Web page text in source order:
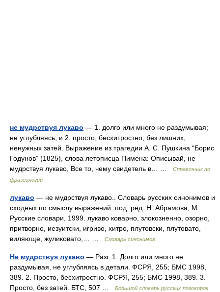
не мудрствуя лукаво — 1. долго или много не раздумывая;
не углубляясь; и 2. просто, бесхитростно; без лишних,
ненужных затей. Выражение из трагедии А. С. Пушкина “Борис
Годунов” (1825), слова летописца Пимена: Описывай, не
мудрствуя лукаво, Все то, чему свидетель в… …
Справочник по
фразеологии
лукаво — не мудрствуя лукаво.. Словарь русских синонимов и
сходных по смыслу выражений. под. ред. Н. Абрамова, М.:
Русские словари, 1999. лукаво коварно, злокозненно, озорно,
притворно, иезуитски, игриво, хитро, плутовски, плутовато,
виляюще, жуликовато,… …
Словарь синонимов
Не мудрствуя лукаво — Разг. 1. Долго или много не
раздумывая, не углубляясь в детали. ФСРЯ, 255; БМС 1998,
389. 2. Просто, бесхитростно. ФСРЯ, 255; БМС 1998, 389. 3.
Просто, без затей. БТС, 507 …
Большой словарь русских поговорок